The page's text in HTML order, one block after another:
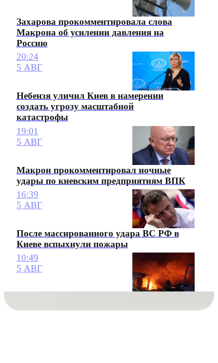
Захарова прокомментировала слова
Макрона об усилении давления на
Россию
20:24
5 АВГ
Небензя уличил Киев в намерении
создать угрозу масштабной
катастрофы
19:01
5 АВГ
Макрон прокомментировал ночные
удары по киевским предприятиям ВПК
16:39
5 АВГ
После массированного удара ВС РФ в
Киеве вспыхнули пожары
10:49
5 АВГ